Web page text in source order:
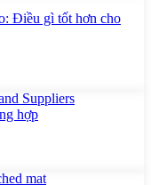
Điều gì tốt hơn cho
hợp